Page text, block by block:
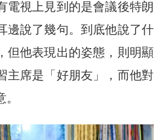
電視上見到的是會議後特朗
邊說了幾句。到底他說了什
但他表現出的姿態，則明顯
主席是「好朋友」，而他對